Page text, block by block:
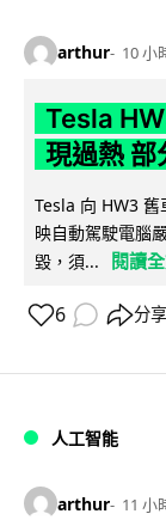
arthur 10 小
Tesla
現過熱 部
Tesla 向 HW3 舊
映自動駕駛電腦
毀，須...
閱讀
6 分享
人工智能
arthur 11 小